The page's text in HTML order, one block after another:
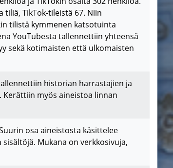
TikTok-tileistä 67. Niin
tilistä kymmenen katsotuinta
YouTubesta tallennettiin yhteensä
sekä kotimaisten että ulkomaisten
historian harrastajien ja
myös aineistoa linnan
osa aineistosta käsittelee
Mukana on verkkosivuja,